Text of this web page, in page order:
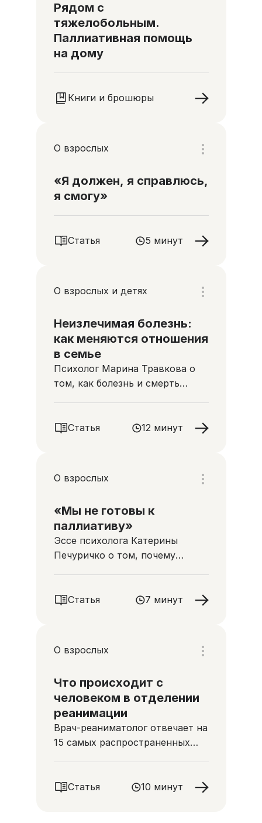
Рядом с
тяжелобольным.
Паллиативная помощь
на дому
Книги и брошюры
О взрослых
«Я должен, я справлюсь,
я смогу»
Статья 5 минут
О взрослых и детях
Неизлечимая болезнь:
как меняются отношения
в семье
Психолог Марина Травкова о
том, как болезнь и смерть
Статья
12 минут
О взрослых
«Мы не готовы к
паллиативу»
Эссе психолога Катерины
Печуричко о том, почему
близкого
Статья 7 минут
О взрослых
Что происходит с
человеком в отделении
реанимации
Врач-реаниматолог отвечает на
15 самых распространенных
Статья 10 минут